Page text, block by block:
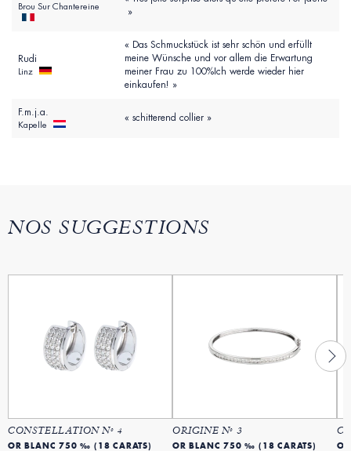
Brou Sur Chantereine
»
Rudi
Linz
« Das Schmuckstück ist sehr schön und erfüllt
meine Wünsche und vor allem die Erwartung
meiner Frau zu 100%Ich werde wieder hier
einkaufen! »
F.m.j.a.
Kapelle
« schitterend collier »
NOS SUGGESTIONS
CONSTELLATION Nº 4
OR BLANC 750 ‰ (18 CARATS)
ORIGINE Nº 3
OR BLANC 750 ‰ (18 CARATS)